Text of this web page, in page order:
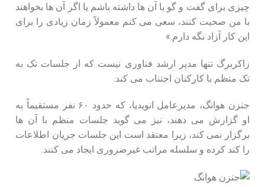
چیزی برای گفت‌ و گو با آن‌ ها داشته باشم یا اگر آن‌ ها بخواهند
با من صحبت کنند، سعی می‌ کنم معمولاً زمان زیادی را برای
این کار آزاد نگه دارم.»
زاکربرگ تنها مدیر ارشد فناوری نیست که از جلسات تک‌ به‌
تک منظم با کارکنان اجتناب می‌ کند.
جنزن هوانگ، مدیرعامل انویدیا، که حدود ۶۰ نفر مستقیماً به
او گزارش می‌ دهند، نیز می‌ گوید جلسات منظم با آن‌ ها
برگزار نمی‌ کند، زیرا معتقد است این جلسات جریان اطلاعات
را کند کرده و سلسله‌ مراتب غیرضروری ایجاد می‌ کنند.